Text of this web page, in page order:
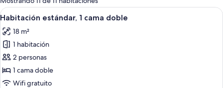
las
habitaciones
Ver
todas
las
fotos
de
Habitación
estándar,
Habitación de hotel con una cama,
5
Habitación estándar, 1 cama doble
18 m²
1 habitación
2 personas
1 cama doble
Wifi gratuito